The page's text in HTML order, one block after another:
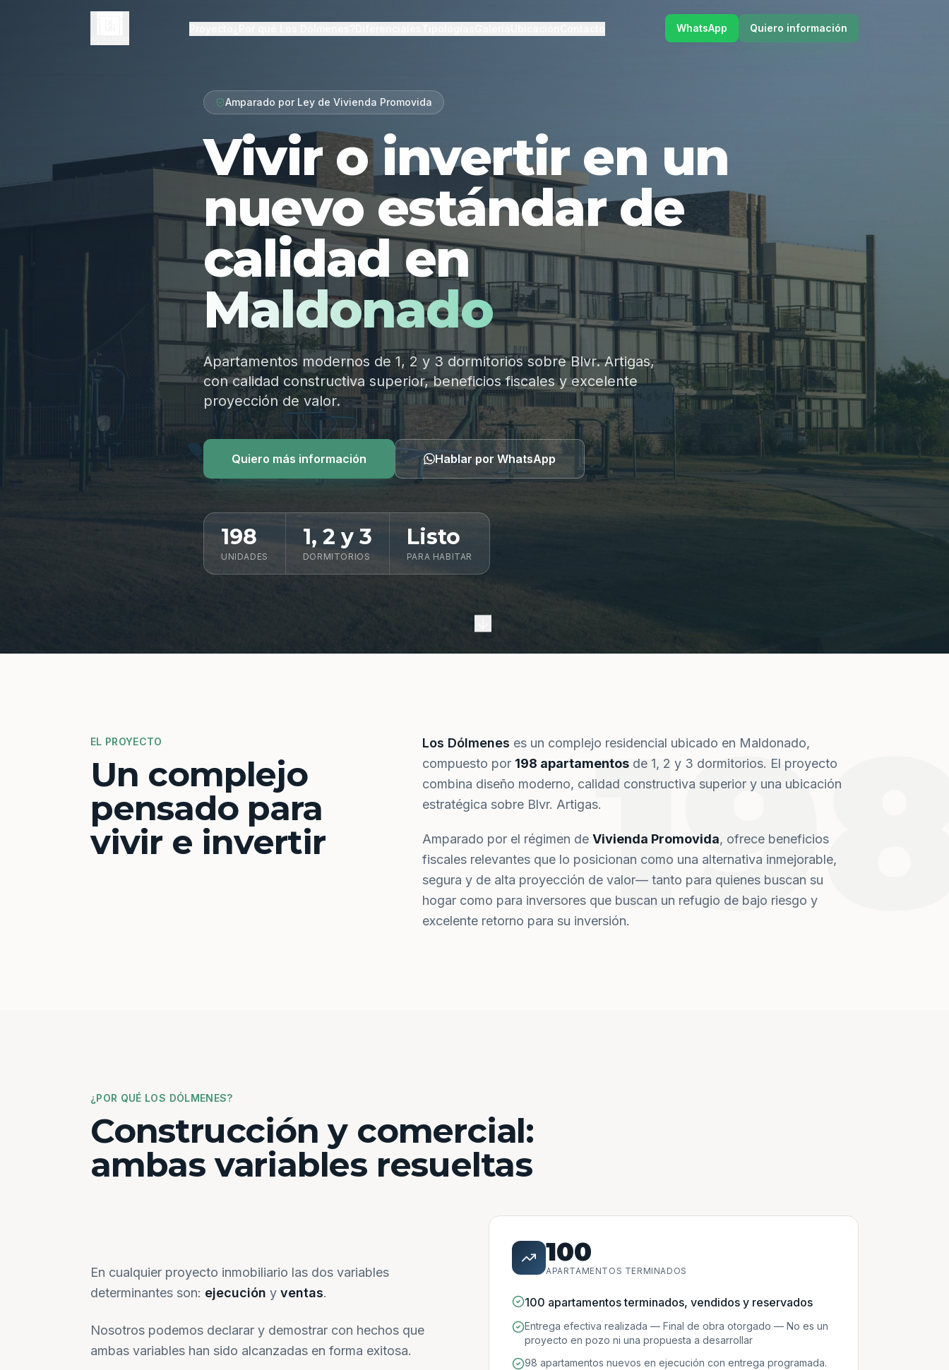
WhatsApp Quiero información
Amparado por Ley de Vivienda Promovida
Vivir o invertir en un
nuevo estándar de
calidad en
Maldonado
Apartamentos modernos de 1, 2 y 3 dormitorios sobre Blvr. Artigas,
con calidad constructiva superior, beneficios fiscales y excelente
proyección de valor.
Quiero más información Hablar por WhatsApp
198
UNIDADES
1, 2 y 3
DORMITORIOS
Listo
PARA HABITAR
EL PROYECTO
Un complejo
pensado para
vivir e invertir
Los Dólmenes es un complejo residencial ubicado en Maldonado,
compuesto por 198 apartamentos de 1, 2 y 3 dormitorios. El proyecto
combina diseño moderno, calidad constructiva superior y una ubicación
estratégica sobre Blvr. Artigas.
Amparado por el régimen de Vivienda Promovida, ofrece beneficios
fiscales relevantes que lo posicionan como una alternativa inmejorable,
segura y de alta proyección de valor— tanto para quienes buscan su
hogar como para inversores que buscan un refugio de bajo riesgo y
excelente retorno para su inversión.
¿POR QUÉ LOS DÓLMENES?
Construcción y comercial:
ambas variables resueltas
En cualquier proyecto inmobiliario las dos variables
determinantes son: ejecución y ventas.
Nosotros podemos declarar y demostrar con hechos que
ambas variables han sido alcanzadas en forma exitosa.
100
APARTAMENTOS TERMINADOS
100 apartamentos terminados, vendidos y reservados
Entrega efectiva realizada — Final de obra otorgado — No es un
proyecto en pozo ni una propuesta a desarrollar
98 apartamentos nuevos en ejecución con entrega programada.